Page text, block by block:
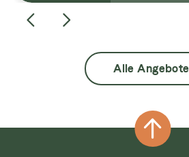
Alle Angebote